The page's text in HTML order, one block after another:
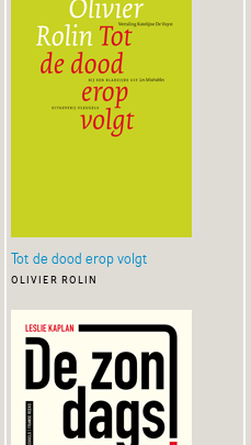
Tot de dood erop volgt
olivier rolin